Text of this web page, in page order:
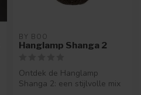
BY BOO
Hanglamp Shanga 2
Ontdek de Hanglamp
Shanga 2: een stijlvolle mix